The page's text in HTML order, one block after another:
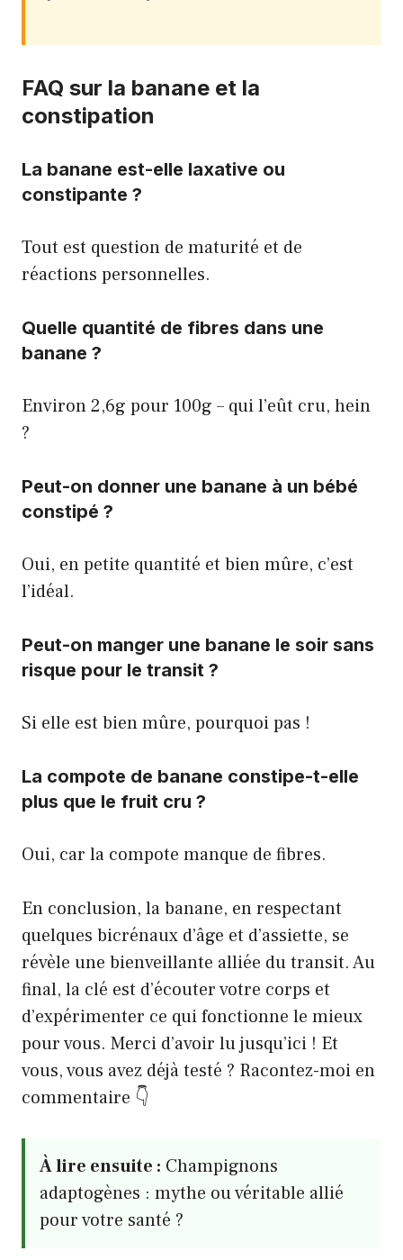
FAQ sur la banane et la
constipation
La banane est-elle laxative ou
constipante ?
Tout est question de maturité et de
réactions personnelles.
Quelle quantité de fibres dans une
banane ?
Environ 2,6g pour 100g – qui l’eût cru, hein
?
Peut-on donner une banane à un bébé
constipé ?
Oui, en petite quantité et bien mûre, c’est
l’idéal.
Peut-on manger une banane le soir sans
risque pour le transit ?
Si elle est bien mûre, pourquoi pas !
La compote de banane constipe-t-elle
plus que le fruit cru ?
Oui, car la compote manque de fibres.
En conclusion, la banane, en respectant
quelques bicrénaux d’âge et d’assiette, se
révèle une bienveillante alliée du transit. Au
final, la clé est d’écouter votre corps et
d’expérimenter ce qui fonctionne le mieux
pour vous. Merci d’avoir lu jusqu’ici ! Et
vous, vous avez déjà testé ? Racontez-moi en
commentaire 👇
À lire ensuite : Champignons
adaptogènes : mythe ou véritable allié
pour votre santé ?